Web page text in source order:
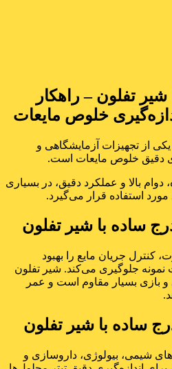
تفلون – راهکار
خلوص مایعات
از تجهیزات آزمایشگاهی و
دقیق خلوص مایعات است.
دوام بالا و عملکرد دقیق، در بسیاری
مورد استفاده قرار می‌گیرد.
ساده با شیر تفلون
کنترل جریان مایع را بهبود
جلوگیری می‌کند. شیر تفلون
و بازی بسیار مقاوم است و عمر
ساده با شیر تفلون
شیمی، بیولوژی، داروسازی و